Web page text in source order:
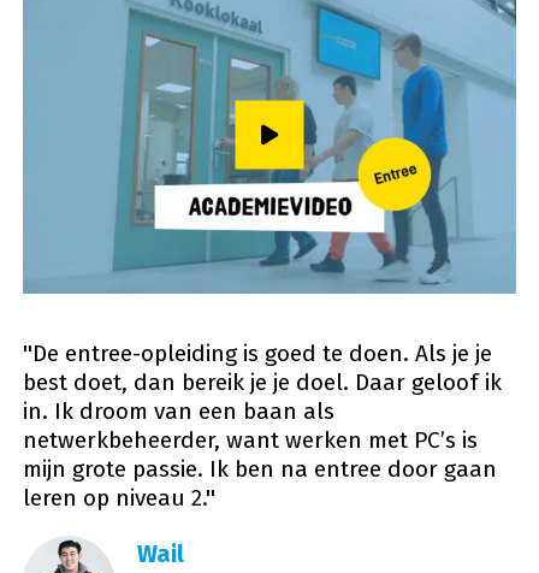
Speel video af
''De entree-opleiding is goed te doen. Als je je
best doet, dan bereik je je doel. Daar geloof ik
in. Ik droom van een baan als
netwerkbeheerder, want werken met PC’s is
mijn grote passie. Ik ben na entree door gaan
leren op niveau 2.''
Wail